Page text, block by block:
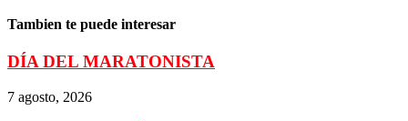
Tambien te puede interesar
DÍA DEL MARATONISTA
7 agosto, 2026